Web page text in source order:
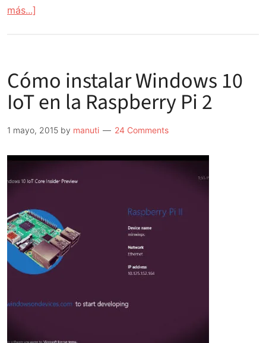
más...]
a
NOOBS
Cómo instalar Windows 10
IoT en la Raspberry Pi 2
1 mayo, 2015 by manuti 24 Comments